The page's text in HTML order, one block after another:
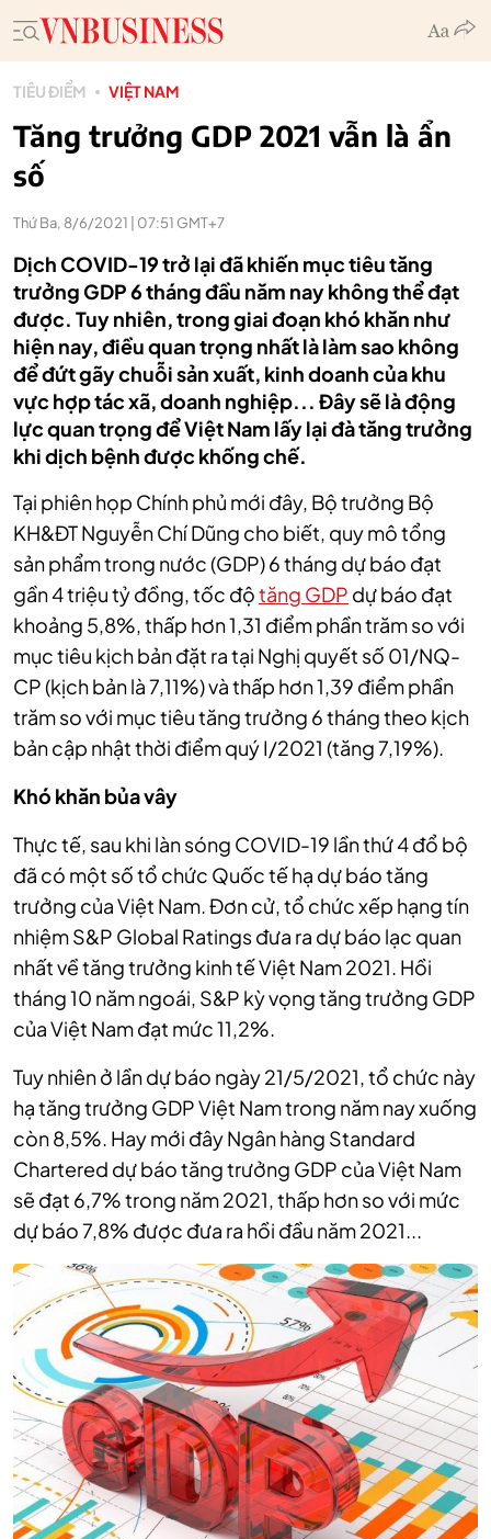
TIÊU ĐIỂM VIỆT NAM
Tăng trưởng GDP 2021 vẫn là ẩn
số
Thứ Ba, 8/6/2021 | 07:51 GMT+7
Dịch COVID-19 trở lại đã khiến mục tiêu tăng
trưởng GDP 6 tháng đầu năm nay không thể đạt
được. Tuy nhiên, trong giai đoạn khó khăn như
hiện nay, điều quan trọng nhất là làm sao không
để đứt gãy chuỗi sản xuất, kinh doanh của khu
vực hợp tác xã, doanh nghiệp... Đây sẽ là động
lực quan trọng để Việt Nam lấy lại đà tăng trưởng
khi dịch bệnh được khống chế.
Tại phiên họp Chính phủ mới đây, Bộ trưởng Bộ
KH&ĐT Nguyễn Chí Dũng cho biết, quy mô tổng
sản phẩm trong nước (GDP) 6 tháng dự báo đạt
gần 4 triệu tỷ đồng, tốc độtăng GDP dự báo đạt
khoảng 5,8%, thấp hơn 1,31 điểm phần trăm so với
mục tiêu kịch bản đặt ra tại Nghị quyết số 01/NQ-
CP (kịch bản là 7,11%) và thấp hơn 1,39 điểm phần
trăm so với mục tiêu tăng trưởng 6 tháng theo kịch
bản cập nhật thời điểm quý I/2021 (tăng 7,19%).
Khó khăn bủa vây
Thực tế, sau khi làn sóng COVID-19 lần thứ 4 đổ bộ
đã có một số tổ chức Quốc tế hạ dự báo tăng
trưởng của Việt Nam. Đơn cử, tổ chức xếp hạng tín
nhiệm S&P Global Ratings đưa ra dự báo lạc quan
nhất về tăng trưởng kinh tế Việt Nam 2021. Hồi
tháng 10 năm ngoái, S&P kỳ vọng tăng trưởng GDP
của Việt Nam đạt mức 11,2%.
Tuy nhiên ở lần dự báo ngày 21/5/2021, tổ chức này
hạ tăng trưởng GDP Việt Nam trong năm nay xuống
còn 8,5%. Hay mới đây Ngân hàng Standard
Chartered dự báo tăng trưởng GDP của Việt Nam
sẽ đạt 6,7% trong năm 2021, thấp hơn so với mức
dự báo 7,8% được đưa ra hồi đầu năm 2021...